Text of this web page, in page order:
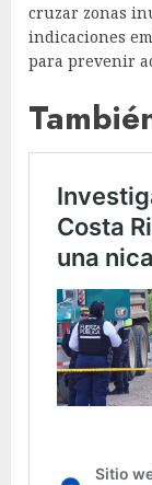
cruzar zonas
indicaciones
para prevenir